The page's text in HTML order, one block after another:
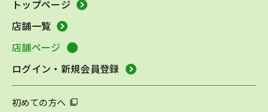
トップページ
店舗一覧
店舗ページ
ログイン・新規会員登録
初めての方へ